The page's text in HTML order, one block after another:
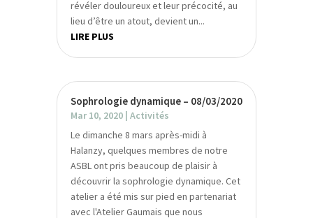
révéler douloureux et leur précocité, au
lieu d’être un atout, devient un...
LIRE PLUS
Sophrologie dynamique – 08/03/2020
Mar 10, 2020| Activités
Le dimanche 8 mars après-midi à
Halanzy, quelques membres de notre
ASBL ont pris beaucoup de plaisir à
découvrir la sophrologie dynamique. Cet
atelier a été mis sur pied en partenariat
avec l'Atelier Gaumais que nous